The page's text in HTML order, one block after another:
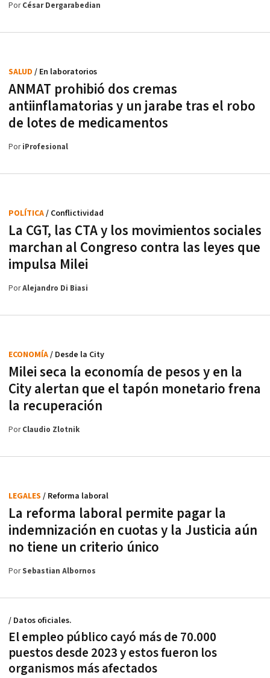
PorCésar Dergarabedian
ANMAT prohibió dos cremas
antiinflamatorias y un jarabe tras el robo
de lotes de medicamentos
SALUD / En laboratorios
PoriProfesional
La CGT, las CTA y los movimientos sociales
marchan al Congreso contra las leyes que
impulsa Milei
POLÍTICA/ Conflictividad
PorAlejandro Di Biasi
Milei seca la economía de pesos y en la
City alertan que el tapón monetario frena
la recuperación
ECONOMÍA/ Desde la City
PorClaudio Zlotnik
La reforma laboral permite pagar la
indemnización en cuotas y la Justicia aún
no tiene un criterio único
LEGALES / Reforma laboral
PorSebastian Albornos
El empleo público cayó más de 70.000
puestos desde 2023 y estos fueron los
organismos más afectados
/ Datos oficiales.